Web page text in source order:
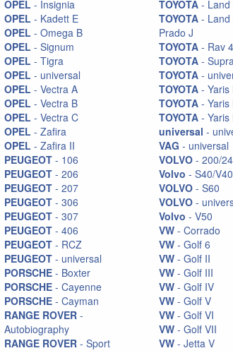
OPEL - Insignia
OPEL - Kadett E
OPEL - Omega B
OPEL - Signum
OPEL - Tigra
OPEL - universal
OPEL - Vectra A
OPEL - Vectra B
OPEL - Vectra C
OPEL - Zafira
OPEL - Zafira II
PEUGEOT- 106
PEUGEOT- 206
PEUGEOT- 207
PEUGEOT- 306
PEUGEOT- 307
PEUGEOT- 406
PEUGEOT- RCZ
PEUGEOT- universal
PORSCHE- Boxter
PORSCHE- Cayenne
PORSCHE- Cayman
RANGE ROVER-
Autobiography
RANGE ROVER- Sport
TOYOTA - Land
TOYOTA - Land
Prado J
TOYOTA - Rav 4
TOYOTA -
TOYOTA -
TOYOTA - Yaris
TOYOTA - Yaris
TOYOTA - Yaris
universal -
VAG - universal
VOLVO - 200/
Volvo - S40/V40
VOLVO - S60
VOLVO -
Volvo - V50
VW - Corrado
VW - Golf 6
VW - Golf II
VW - Golf III
VW - Golf IV
VW - Golf V
VW - Golf VI
VW - Golf VII
VW - Jetta V